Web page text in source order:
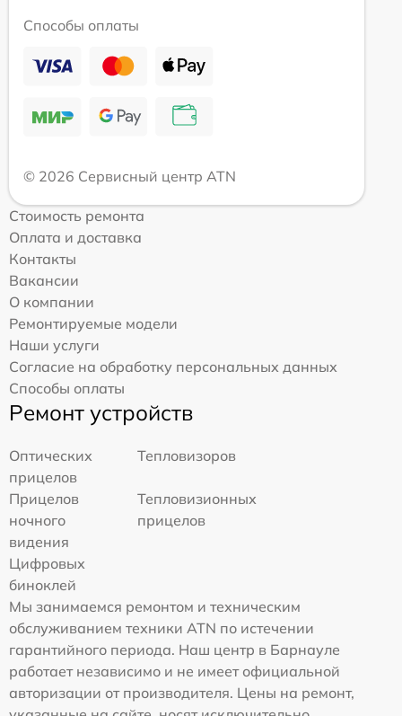
Способы оплаты
© 2026 Сервисный центр ATN
Стоимость ремонта
Оплата и доставка
Контакты
Вакансии
О компании
Ремонтируемые модели
Наши услуги
Согласие на обработку персональных данных
Способы оплаты
Ремонт устройств
Оптических
прицелов
Тепловизоров
Прицелов
ночного
видения
Тепловизионных
прицелов
Цифровых
биноклей
Мы занимаемся ремонтом и техническим
обслуживанием техники ATN по истечении
гарантийного периода. Наш центр в Барнауле
работает независимо и не имеет официальной
авторизации от производителя. Цены на ремонт,